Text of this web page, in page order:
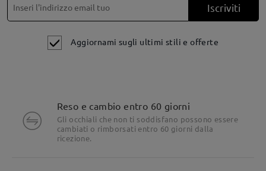
Iscriviti
Aggiornami sugli ultimi stili e offerte
Reso e cambio entro 60 giorni
Gli occhiali che non ti soddisfano possono essere
cambiati o rimborsati entro 60 giorni dalla
ricezione.